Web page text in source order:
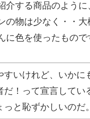
介する商品のよう
の物は少なく・・
に色を使ったもので
すいけれど、いかに
だ！って宣言してい
っと恥ずかしいのだ